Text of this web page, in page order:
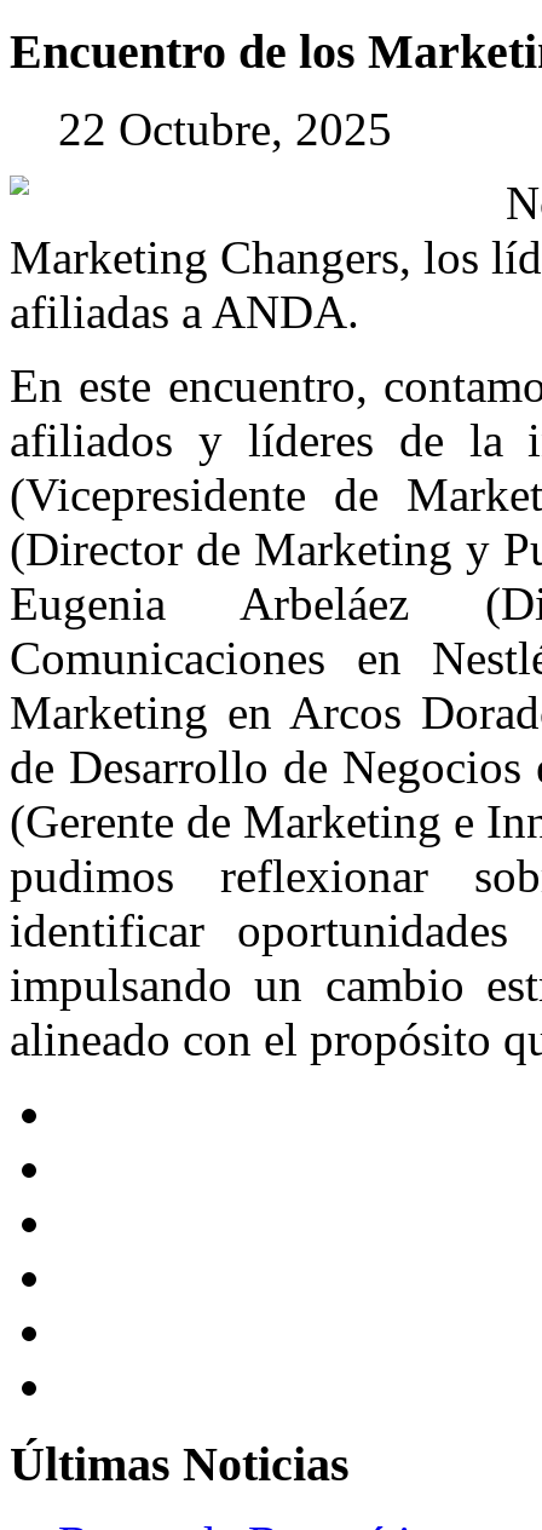
Encuentro de los
22 Octubre, 2025
Marketing Changers, los
afiliadas a ANDA.
En este encuentro,
afiliados y líderes de la
(Vicepresidente de
(Director de Marketing y
Eugenia Arbeláez
Comunicaciones en
Marketing en Arcos
de Desarrollo de
(Gerente de Marketing e
pudimos reflexionar
identificar
impulsando un cambio
alineado con el propósito
Últimas Noticias